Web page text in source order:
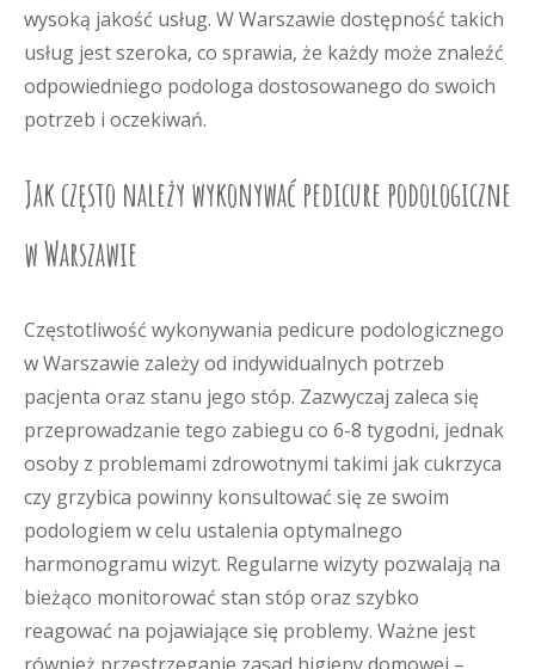
wysoką jakość usług. W Warszawie dostępność takich
usług jest szeroka, co sprawia, że każdy może znaleźć
odpowiedniego podologa dostosowanego do swoich
potrzeb i oczekiwań.
Jak często należy wykonywać pedicure podologiczne
w Warszawie
Częstotliwość wykonywania pedicure podologicznego
w Warszawie zależy od indywidualnych potrzeb
pacjenta oraz stanu jego stóp. Zazwyczaj zaleca się
przeprowadzanie tego zabiegu co 6-8 tygodni, jednak
osoby z problemami zdrowotnymi takimi jak cukrzyca
czy grzybica powinny konsultować się ze swoim
podologiem w celu ustalenia optymalnego
harmonogramu wizyt. Regularne wizyty pozwalają na
bieżąco monitorować stan stóp oraz szybko
reagować na pojawiające się problemy. Ważne jest